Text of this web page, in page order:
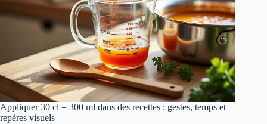
Appliquer 30 cl = 300 ml dans des recettes : gestes, temps et
repères visuels